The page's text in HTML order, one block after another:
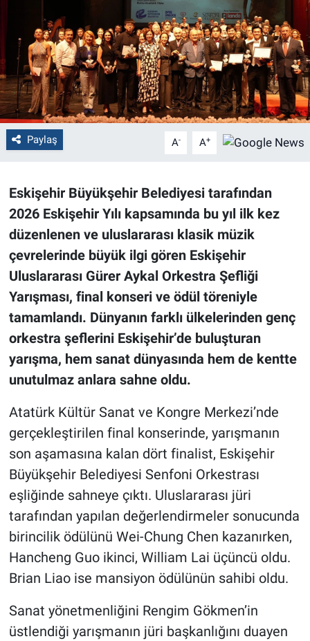
Paylaş A- A+
Eskişehir Büyükşehir Belediyesi tarafından
2026 Eskişehir Yılı kapsamında bu yıl ilk kez
düzenlenen ve uluslararası klasik müzik
çevrelerinde büyük ilgi gören Eskişehir
Uluslararası Gürer Aykal Orkestra Şefliği
Yarışması, final konseri ve ödül töreniyle
tamamlandı. Dünyanın farklı ülkelerinden genç
orkestra şeflerini Eskişehir’de buluşturan
yarışma, hem sanat dünyasında hem de kentte
unutulmaz anlara sahne oldu.
Atatürk Kültür Sanat ve Kongre Merkezi’nde
gerçekleştirilen final konserinde, yarışmanın
son aşamasına kalan dört finalist, Eskişehir
Büyükşehir Belediyesi Senfoni Orkestrası
eşliğinde sahneye çıktı. Uluslararası jüri
tarafından yapılan değerlendirmeler sonucunda
birincilik ödülünü Wei-Chung Chen kazanırken,
Hancheng Guo ikinci, William Lai üçüncü oldu.
Brian Liao ise mansiyon ödülünün sahibi oldu.
Sanat yönetmenliğini Rengim Gökmen’in
üstlendiği yarışmanın jüri başkanlığını duayen
Alış-Veriş/İş dünyası
Kültür Sanat
Politika
Bilecik
Kütahya
Genel
Çevre
Yerel
Magazin
Bilim ve Teknoloji